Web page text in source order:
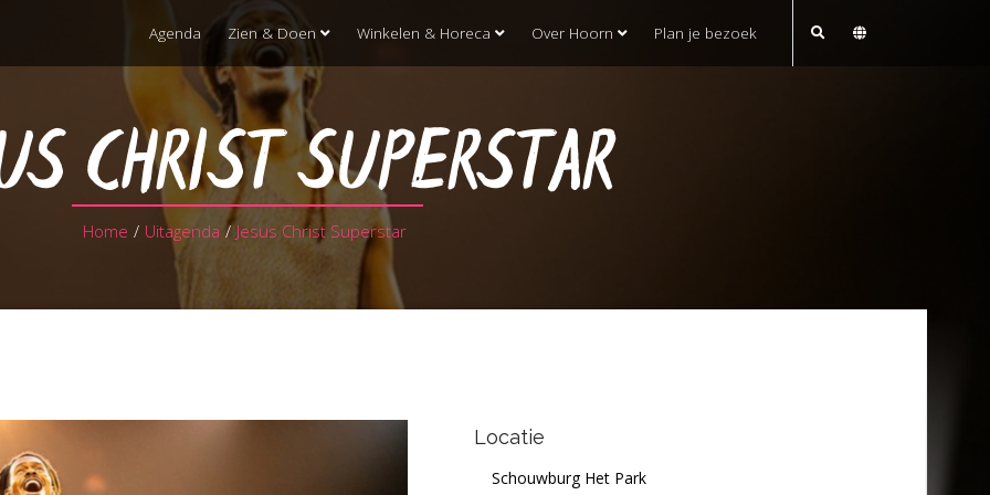
Agenda Zien & Doen Winkelen & Horeca Over Hoorn Plan je bezoek
CHRIST SUPERSTAR
Home / Uitagenda / Jesus Christ Superstar
Locatie
Schouwburg Het Park